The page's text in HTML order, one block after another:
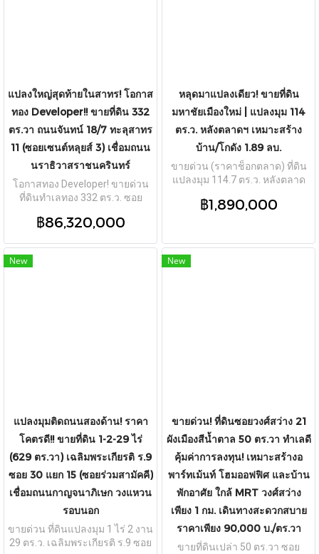
แปลงใหญ่สุดท้ายในสาทร! โอกาส
ทอง Developer!! ขายที่ดิน 332
ตร.วา ถนนจันทน์ 18/7 ทะลุสาทร
11 (ซอยเซนต์หลุยส์ 3) เชื่อมถนน
นราธิวาสราชนครินทร์
โอกาสทอง Developer! ขายด่วน
ที่ดินทำเลทอง 332 ตร.ว. ซอย
สาทร 11 และนราธิวาสฯ ได้ ถนน
รถรับรายได้ 1.5 แสน/เดือน
เหมาะพัฒนาโครงการคอนโดหรู,
฿86,320,000
หลุดมาแปลงเดียว! ขายที่ดิน
มหาชัยเมืองใหม่ | แปลงมุม 114
ตร.ว. หลังตลาดฯ เหมาะสร้าง
บ้าน/โกดัง 1.89 ลบ.
ขายด่วน (ราคาช็อกตลาด) ที่ดิน
แปลงมุม 114.7 ตร.ว. หลังตลาด
ถนนคอนกรีต 2 ด้าน เหมาะสร้าง
ล้านบาท
฿1,890,000
New
แปลงมุมติดถนนสองด้าน! ราคา
โคตรดี!! ขายที่ดิน 1-2-29 ไร่
(629 ตร.วา) เฉลิมพระเกียรติ ร.9
ซอย 30 แยก 15 (ซอยร่วมสามัคคี)
เชื่อมถนนกาญจนาภิเษก วงแหวน
รอบนอก
ขายด่วน ที่ดินแปลงมุม 1 ไร่ 2 งาน
29 ตร.ว. เฉลิมพระเกียรติ ร.9 ซอย
New
ขายด่วน! ที่ดินซอยวงศ์สว่าง 21
ผังเมืองสีน้ำตาล 50 ตร.วา ทำเลดี
คุ้มค่าการลงทุน! เหมาะสร้างอ
พาร์ทเม้นท์ โฮมออฟฟิศ และบ้าน
พักอาศัย ใกล้ MRT วงศ์สว่าง
เพียง 1 กม. เดินทางสะดวกสบาย
ราคาเพียง 90,000 บ./ตร.วา
ขายที่ดินเปล่า 50 ตร.วา ซอย